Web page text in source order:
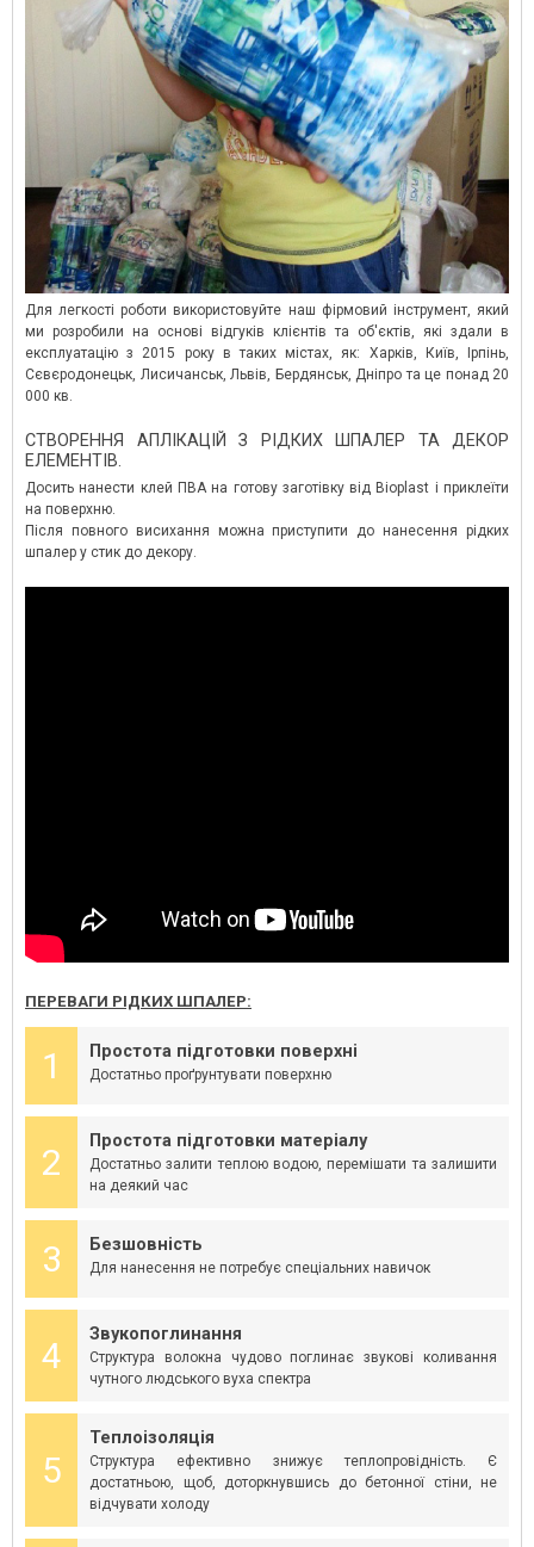
Для легкості роботи використовуйте наш фірмовий інструмент, який
ми розробили на основі відгуків клієнтів та об'єктів, які здали в
експлуатацію з 2015 року в таких містах, як: Харків, Київ, Ірпінь,
Сєвєродонецьк, Лисичанськ, Львів, Бердянськ, Дніпро та це понад 20
000 кв.
СТВОРЕННЯ АПЛІКАЦІЙ З РІДКИХ ШПАЛЕР ТА ДЕКОР
ЕЛЕМЕНТІВ.
Досить нанести клей ПВА на готову заготівку від Bioplast і приклеїти
на поверхню.
Після повного висихання можна приступити до нанесення рідких
шпалер у стик до декору.
ПЕРЕВАГИ РІДКИХ ШПАЛЕР:
1 Простота підготовки поверхні
Достатньо проґрунтувати поверхню
2
Простота підготовки матеріалу
Достатньо залити теплою водою, перемішати та залишити
на деякий час
3 Безшовність
Для нанесення не потребує спеціальних навичок
4
Звукопоглинання
Структура волокна чудово поглинає звукові коливання
чутного людського вуха спектра
5
Теплоізоляція
Структура ефективно знижує теплопровідність. Є
достатньою, щоб, доторкнувшись до бетонної стіни, не
відчувати холоду